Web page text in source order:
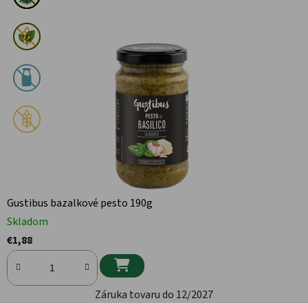
Gustibus bazalkové pesto 190g
Skladom
€1,88

Záruka tovaru do 12/2027